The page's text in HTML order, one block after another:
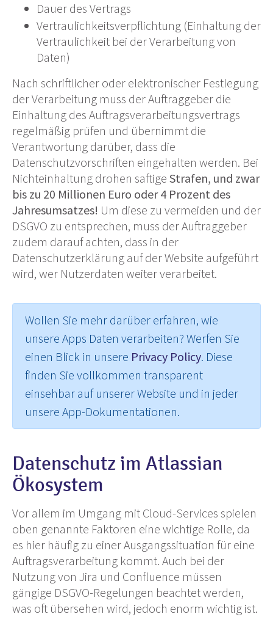
Dauer des Vertrags
Vertraulichkeitsverpflichtung (Einhaltung der
Vertraulichkeit bei der Verarbeitung von
Daten)
Nach schriftlicher oder elektronischer Festlegung
der Verarbeitung muss der Auftraggeber die
Einhaltung des Auftragsverarbeitungsvertrags
regelmäßig prüfen und übernimmt die
Verantwortung darüber, dass die
Datenschutzvorschriften eingehalten werden. Bei
Nichteinhaltung drohen saftige Strafen, und zwar
bis zu 20 Millionen Euro oder 4 Prozent des
Jahresumsatzes! Um diese zu vermeiden und der
DSGVO zu entsprechen, muss der Auftraggeber
zudem darauf achten, dass in der
Datenschutzerklärung auf der Website aufgeführt
wird, wer Nutzerdaten weiter verarbeitet.
Wollen Sie mehr darüber erfahren, wie
unsere Apps Daten verarbeiten? Werfen Sie
einen Blick in unsere Privacy Policy. Diese
finden Sie vollkommen transparent
einsehbar auf unserer Website und in jeder
unsere App-Dokumentationen.
Datenschutz im Atlassian
Ökosystem
Vor allem im Umgang mit Cloud-Services spielen
oben genannte Faktoren eine wichtige Rolle, da
es hier häufig zu einer Ausgangssituation für eine
Auftragsverarbeitung kommt. Auch bei der
Nutzung von Jira und Confluence müssen
gängige DSGVO-Regelungen beachtet werden,
was oft übersehen wird, jedoch enorm wichtig ist.